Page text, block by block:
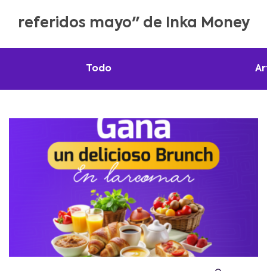
referidos mayo" de Inka Money
Todo